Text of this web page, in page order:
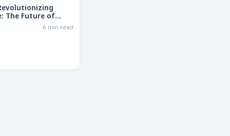
The Future of
2026
6 min read